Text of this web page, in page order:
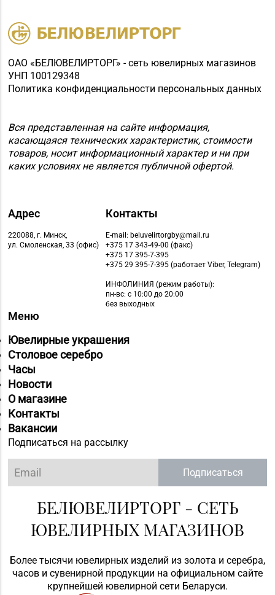
ОАО «БЕЛЮВЕЛИРТОРГ» - сеть ювелирных магазинов
УНП 100129348
Политика конфиденциальности персональных данных
Вся представленная на сайте информация,
касающаяся технических характеристик, стоимости
товаров, носит информационный характер и ни при
каких условиях не является публичной офертой.
Адрес
220088, г. Минск,
ул. Смоленская, 33 (офис)
Контакты
E-mail: beluvelirtorgby@mail.ru
+375 17 343-49-00 (факс)
+375 17 395-7-395
+375 29 395-7-395 (работает Viber, Telegram)
ИНФОЛИНИЯ (режим работы):
пн-вс: с 10:00 до 20:00
без выходных
Меню
Ювелирные украшения
Столовое серебро
Часы
Новости
О магазине
Контакты
Вакансии
Подписаться на рассылку
Подписаться
БЕЛЮВЕЛИРТОРГ - СЕТЬ
ЮВЕЛИРНЫХ МАГАЗИНОВ
Более тысячи ювелирных изделий из золота и серебра,
часов и сувенирной продукции на официальном сайте
крупнейшей ювелирной сети Беларуси.